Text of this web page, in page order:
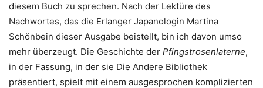
diesem Buch zu sprechen. Nach der Lektüre des
Nachwortes, das die Erlanger Japanologin Martina
Schönbein dieser Ausgabe beistellt, bin ich davon umso
mehr überzeugt. Die Geschichte der Pfingstrosenlaterne,
in der Fassung, in der sie Die Andere Bibliothek
präsentiert, spielt mit einem ausgesprochen komplizierten